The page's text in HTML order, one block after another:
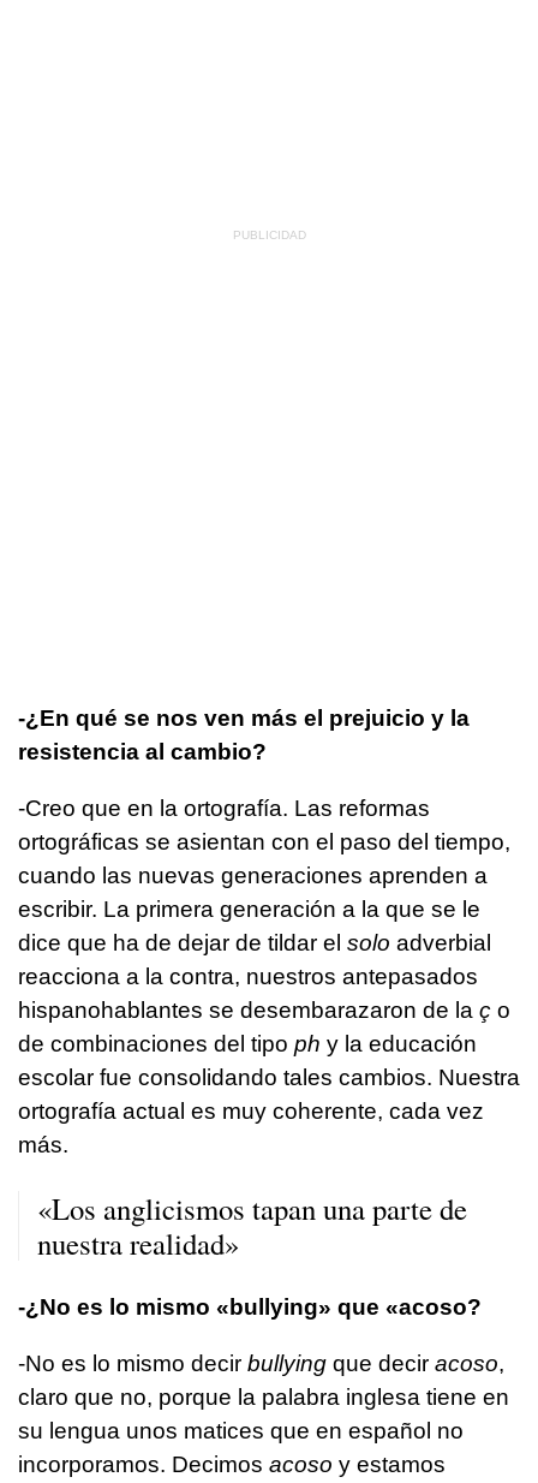
-¿En qué se nos ven más el prejuicio y la
resistencia al cambio?
-Creo que en la ortografía. Las reformas
ortográficas se asientan con el paso del tiempo,
cuando las nuevas generaciones aprenden a
escribir. La primera generación a la que se le
dice que ha de dejar de tildar el solo adverbial
reacciona a la contra, nuestros antepasados
hispanohablantes se desembarazaron de la ç o
de combinaciones del tipo ph y la educación
escolar fue consolidando tales cambios. Nuestra
ortografía actual es muy coherente, cada vez
más.
«Los anglicismos tapan una parte de
nuestra realidad»
-¿No es lo mismo «bullying» que «acoso?
-No es lo mismo decir bullying que decir acoso,
claro que no, porque la palabra inglesa tiene en
su lengua unos matices que en español no
incorporamos. Decimos acoso y estamos